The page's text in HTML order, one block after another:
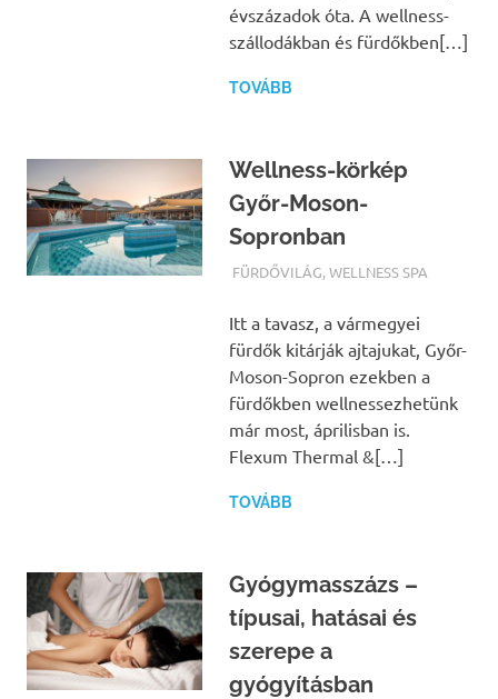
évszázadok óta. A wellness-
szállodákban és fürdőkben[…]
TOVÁBB
Wellness-körkép
Győr-Moson-
Sopronban
TERMALFURDOK.COM
FÜRDŐVILÁG,WELLNESS SPA
Itt a tavasz, a vármegyei
fürdők kitárják ajtajukat, Győr-
Moson-Sopron ezekben a
fürdőkben wellnessezhetünk
már most, áprilisban is.
Flexum Thermal &[…]
TOVÁBB
Gyógymasszázs –
típusai, hatásai és
szerepe a
gyógyításban